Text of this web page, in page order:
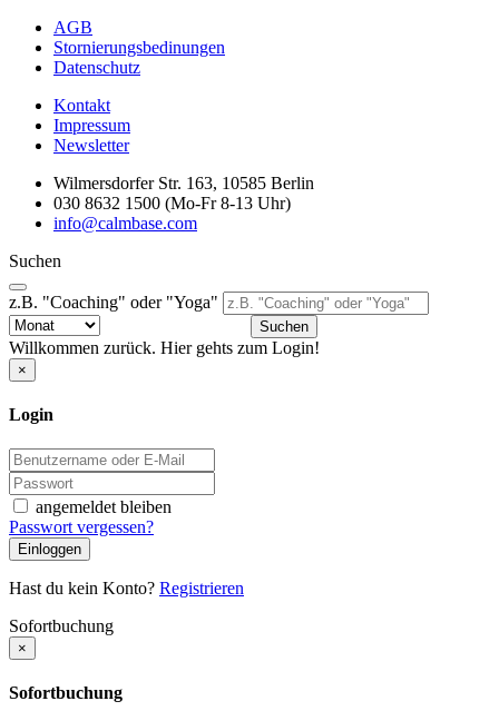
AGB
Stornierungsbedinungen
Datenschutz
Kontakt
Impressum
Newsletter
Wilmersdorfer Str. 163, 10585 Berlin
030 8632 1500 (Mo-Fr 8-13 Uhr)
info@calmbase.com
Suchen
z.B. "Coaching" oder "Yoga"
Suchen
Willkommen zurück. Hier gehts zum Login!
×
Login
angemeldet bleiben
Passwort vergessen?
Einloggen
Hast du kein Konto? Registrieren
Sofortbuchung
×
Sofortbuchung